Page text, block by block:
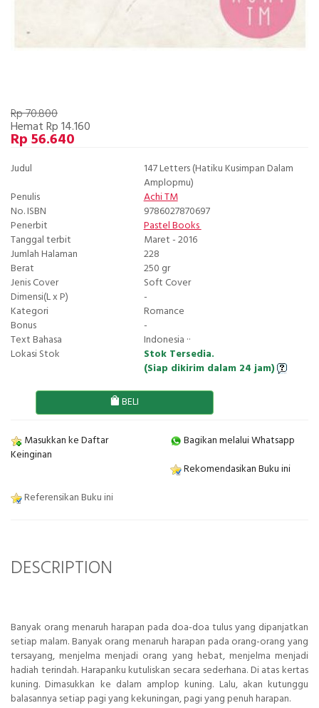
Rp 70.800
Hemat Rp 14.160
Rp 56.640
Judul
147 Letters (Hatiku Kusimpan Dalam
Amplopmu)
Penulis
Achi TM
No. ISBN
9786027870697
Penerbit
Pastel Books
Tanggal terbit
Maret - 2016
Jumlah Halaman
228
Berat
250 gr
Jenis Cover
Soft Cover
Dimensi(L x P)
-
Kategori
Romance
Bonus
-
Text Bahasa
Indonesia ··
Lokasi Stok
Stok Tersedia.
(Siap dikirim dalam 24 jam)
BELI
Masukkan ke Daftar
Keinginan
Bagikan melalui Whatsapp
Rekomendasikan Buku ini
Referensikan Buku ini
DESCRIPTION
Banyak orang menaruh harapan pada doa-doa tulus yang dipanjatkan
setiap malam. Banyak orang menaruh harapan pada orang-orang yang
tersayang, menjelma menjadi orang yang hebat, menjelma menjadi
hadiah terindah. Harapanku kutuliskan secara sederhana. Di atas kertas
kuning. Dimasukkan ke dalam amplop kuning. Lalu, akan kutunggu
balasannya setiap pagi yang kekuningan, pagi yang penuh harapan.